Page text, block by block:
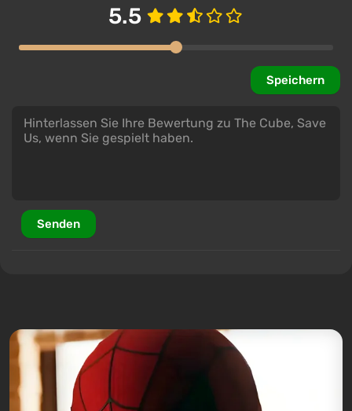
5.5
Speichern
Senden